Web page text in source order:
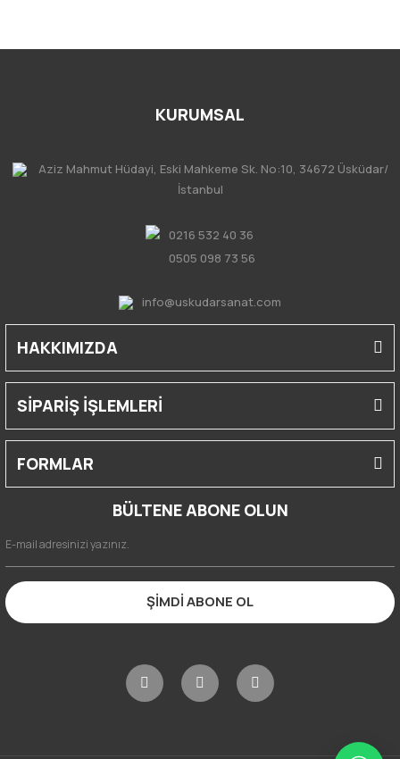
KURUMSAL
Aziz Mahmut Hüdayi, Eski Mahkeme Sk. No:10, 34672 Üsküdar/
İstanbul
0216 532 40 36
0505 098 73 56
info@uskudarsanat.com
HAKKIMIZDA
SİPARİŞ İŞLEMLERİ
FORMLAR
BÜLTENE ABONE OLUN
ŞİMDİ ABONE OL